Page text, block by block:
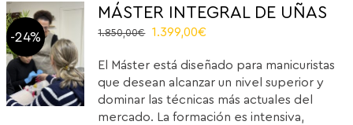
-24%
MÁSTER INTEGRAL DE UÑAS
1.850,00€
Original
was:
1.850,00€.
1.399,00€
is:
1.399,00€.
El Máster está diseñado para manicuristas
que desean alcanzar un nivel superior y
dominar las técnicas más actuales del
mercado. La formación es intensiva,